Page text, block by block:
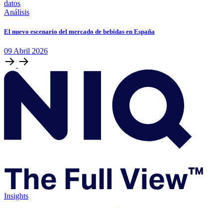
Análisis
El nuevo escenario del mercado de bebidas en España
09Abril 2026
Insights